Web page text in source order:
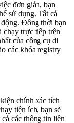
đơn giản, bạn
sử dụng. Tất cả
Đồng thời bạn
chạy trực tiếp trên
của công cụ di
các khóa registry
chính xác tích
tiện ích, bạn sẽ
các thông tin liên